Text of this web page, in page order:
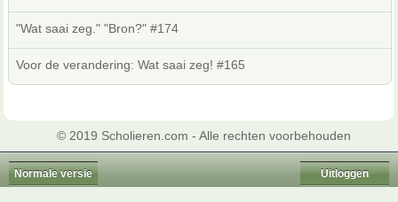
"Wat saai zeg." "Bron?" #174
Voor de verandering: Wat saai zeg! #165
© 2019 Scholieren.com - Alle rechten voorbehouden
Normale versie Uitloggen